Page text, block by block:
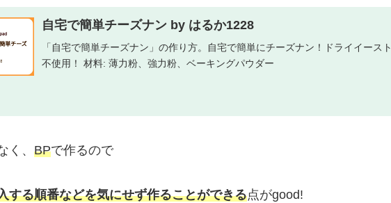
自宅で簡単チーズナン by はるか1228
「自宅で簡単チーズナン」の作り方。自宅で簡単にチーズナン！ドライイースト
不使用！ 材料: 薄力粉、強力粉、ベーキングパウダー
く、 BPで作るので
する順番などを気にせず作ることができる点がgood!